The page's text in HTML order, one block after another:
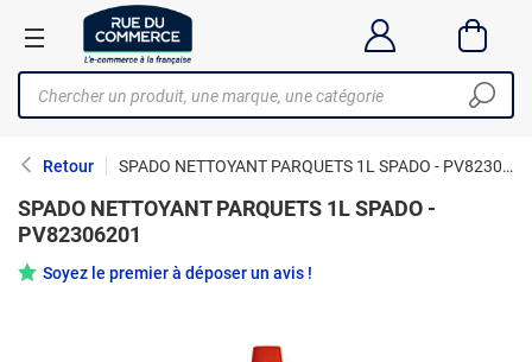
Retour SPADO NETTOYANT PARQUETS 1L SPADO - PV82306201
SPADO NETTOYANT PARQUETS 1L SPADO -
PV82306201
Soyez le premier à déposer un avis !